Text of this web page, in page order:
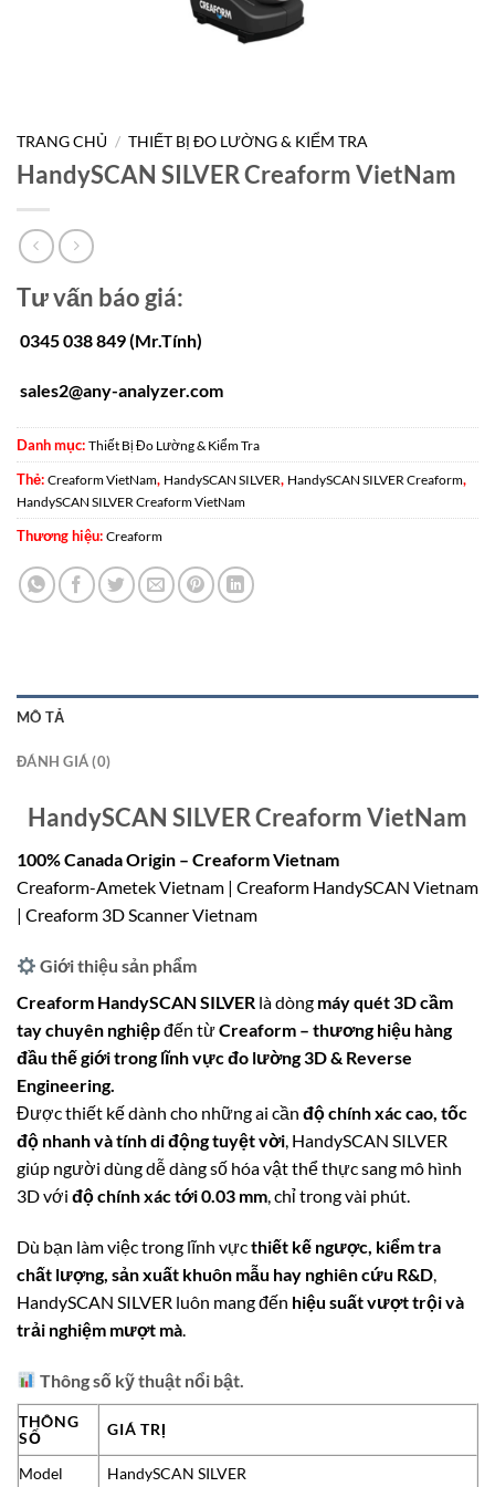
TRANG CHỦ / THIẾT BỊ ĐO LƯỜNG & KIỂM TRA
HandySCAN SILVER Creaform VietNam
Tư vấn báo giá:
0345 038 849 (Mr.Tính)
sales2@any-analyzer.com
Danh mục: Thiết Bị Đo Lường & Kiểm Tra
Thẻ: Creaform VietNam, HandySCAN SILVER, HandySCAN SILVER Creaform,
HandySCAN SILVER Creaform VietNam
Thương hiệu: Creaform
MÔ TẢ
ĐÁNH GIÁ (0)
HandySCAN SILVER Creaform VietNam
100% Canada Origin – Creaform Vietnam
Creaform-Ametek Vietnam | Creaform HandySCAN Vietnam
| Creaform 3D Scanner Vietnam
Giới thiệu sản phẩm
Creaform HandySCAN SILVER là dòng máy quét 3D cầm
tay chuyên nghiệpđến từCreaform – thương hiệu hàng
đầu thế giới trong lĩnh vực đo lường 3D & Reverse
Engineering.
Được thiết kế dành cho những ai cần độ chính xác cao, tốc
độ nhanh và tính di động tuyệt vời, HandySCAN SILVER
giúp người dùng dễ dàng số hóa vật thể thực sang mô hình
3D với độ chính xác tới 0.03 mm, chỉ trong vài phút.
Dù bạn làm việc trong lĩnh vựcthiết kế ngược, kiểm tra
chất lượng, sản xuất khuôn mẫu hay nghiên cứu R&D,
HandySCAN SILVER luôn mang đến hiệu suất vượt trội và
trải nghiệm mượt mà.
Thông số kỹ thuật nổi bật.
THÔNG
SỐ
GIÁ TRỊ
Model HandySCAN SILVER